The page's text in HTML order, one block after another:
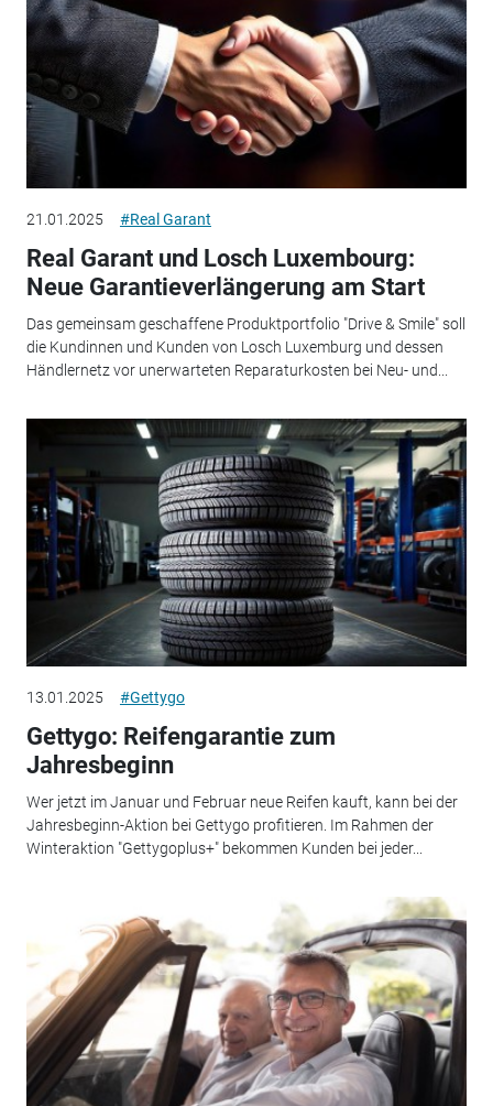
21.01.2025 #Real Garant
Real Garant und Losch Luxembourg:
Neue Garantieverlängerung am Start
Das gemeinsam geschaffene Produktportfolio "Drive & Smile" soll
die Kundinnen und Kunden von Losch Luxemburg und dessen
Händlernetz vor unerwarteten Reparaturkosten bei Neu- und...
13.01.2025 #Gettygo
Gettygo: Reifengarantie zum
Jahresbeginn
Wer jetzt im Januar und Februar neue Reifen kauft, kann bei der
Jahresbeginn-Aktion bei Gettygo profitieren. Im Rahmen der
Winteraktion "Gettygoplus+" bekommen Kunden bei jeder...